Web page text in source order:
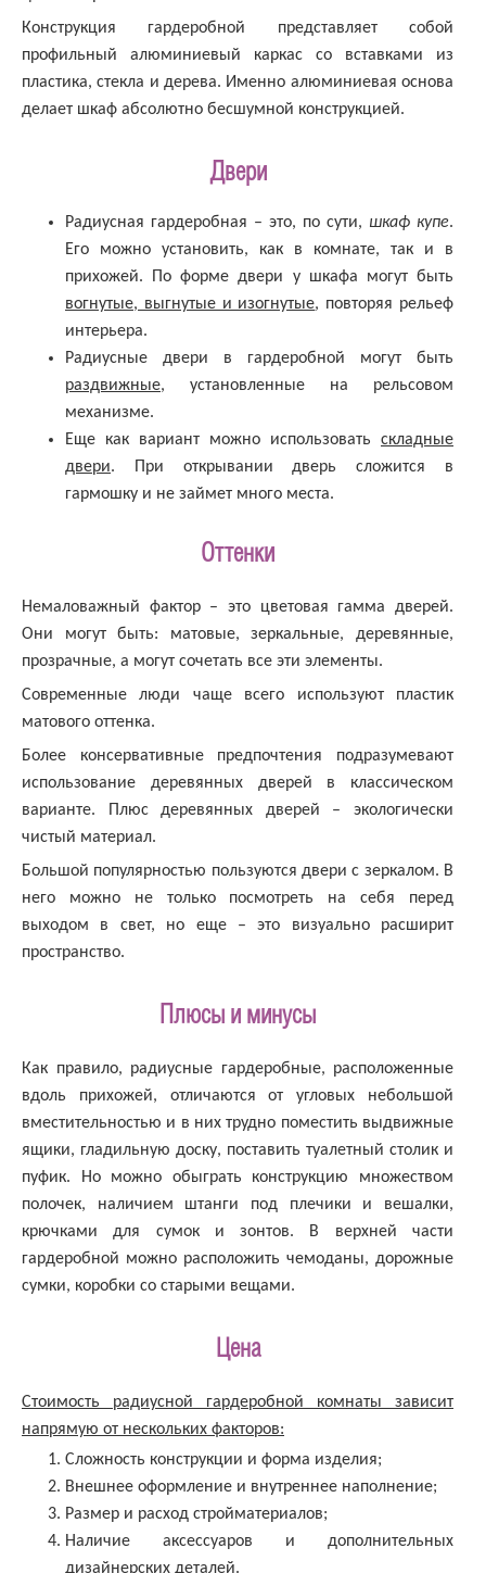
Конструкция гардеробной представляет собой
профильный алюминиевый каркас со вставками из
пластика, стекла и дерева. Именно алюминиевая основа
делает шкаф абсолютно бесшумной конструкцией.
Двери
Радиусная гардеробная – это, по сути, шкаф купе.
Его можно установить, как в комнате, так и в
прихожей. По форме двери у шкафа могут быть
вогнутые, выгнутые и изогнутые, повторяя рельеф
интерьера.
Радиусные двери в гардеробной могут быть
раздвижные, установленные на рельсовом
механизме.
Еще как вариант можно использовать складные
двери. При открывании дверь сложится в
гармошку и не займет много места.
Оттенки
Немаловажный фактор – это цветовая гамма дверей.
Они могут быть: матовые, зеркальные, деревянные,
прозрачные, а могут сочетать все эти элементы.
Современные люди чаще всего используют пластик
матового оттенка.
Более консервативные предпочтения подразумевают
использование деревянных дверей в классическом
варианте. Плюс деревянных дверей – экологически
чистый материал.
Большой популярностью пользуются двери с зеркалом. В
него можно не только посмотреть на себя перед
выходом в свет, но еще – это визуально расширит
пространство.
Плюсы и минусы
Как правило, радиусные гардеробные, расположенные
вдоль прихожей, отличаются от угловых небольшой
вместительностью и в них трудно поместить выдвижные
ящики, гладильную доску, поставить туалетный столик и
пуфик. Но можно обыграть конструкцию множеством
полочек, наличием штанги под плечики и вешалки,
крючками для сумок и зонтов. В верхней части
гардеробной можно расположить чемоданы, дорожные
сумки, коробки со старыми вещами.
Цена
Стоимость радиусной гардеробной комнаты зависит
напрямую от нескольких факторов:
Сложность конструкции и форма изделия;
Внешнее оформление и внутреннее наполнение;
Размер и расход стройматериалов;
Наличие аксессуаров и дополнительных
дизайнерских деталей.